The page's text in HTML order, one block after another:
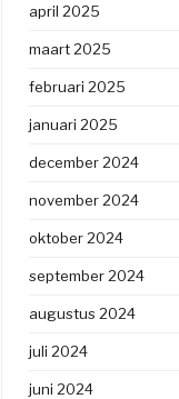
april 2025
maart 2025
februari 2025
januari 2025
december 2024
november 2024
oktober 2024
september 2024
augustus 2024
juli 2024
juni 2024